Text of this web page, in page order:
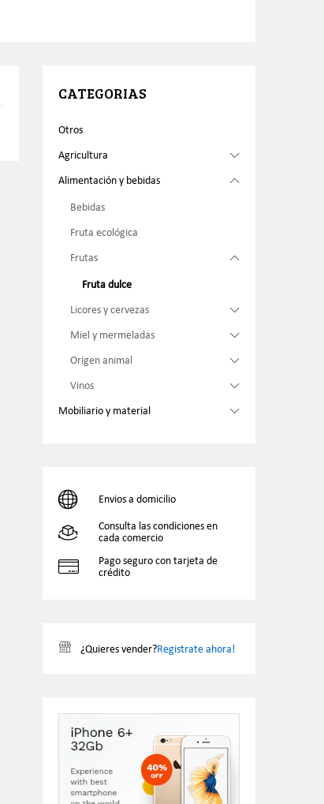
CATEGORIAS
Otros
Agricultura
Alimentación y bebidas
Bebidas
Fruta ecológica
Frutas
Fruta dulce
Licores y cervezas
Miel y mermeladas
Origen animal
Vinos
Mobiliario y material
Envios a domicilio
Consulta las condiciones en
cada comercio
Pago seguro con tarjeta de
crédito
¿Quieres vender?Registrate ahora!